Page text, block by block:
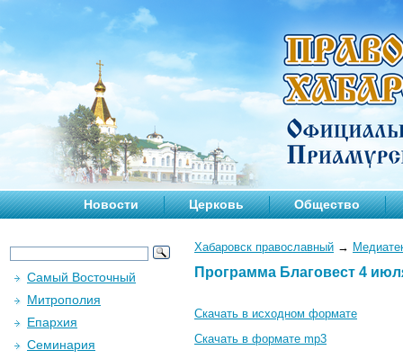
Новости Церковь Общество
Хабаровск православный →
Программа Благовест 4
Скачать в исходном формате
Скачать в формате mp3
Самый Восточный
Митрополия
Епархия
Семинария